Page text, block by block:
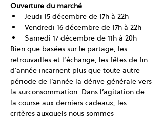
Ouverture du marché:
Jeudi 15 décembre de 17h à 22h
Vendredi 16 décembre de 17h à 22h
Samedi 17 décembre de 11h à 20h
Bien que basées sur le partage, les
retrouvailles et l’échange, les fêtes de fin
d’année incarnent plus que toute autre
période de l’année la dérive générale vers
la surconsommation. Dans l’agitation de
la course aux derniers cadeaux, les
critères auxquels nous sommes